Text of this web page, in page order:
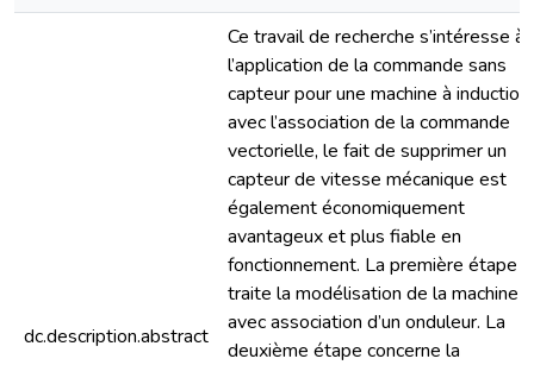
dc.description.abstract
Ce travail de recherche s’intéresse à
l’application de la commande sans
capteur pour une machine à induction
avec l’association de la commande
vectorielle, le fait de supprimer un
capteur de vitesse mécanique est
également économiquement
avantageux et plus fiable en
fonctionnement. La première étape
traite la modélisation de la machine
avec association d’un onduleur. La
deuxième étape concerne la